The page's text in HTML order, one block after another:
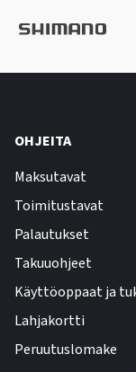
OHJEITA
Maksutavat
Toimitustavat
Palautukset
Takuuohjeet
Käyttöoppaat ja
Lahjakortti
Peruutuslomake